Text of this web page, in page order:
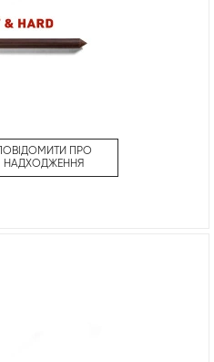
ПОВІДОМИТИ ПРО
НАДХОДЖЕННЯ